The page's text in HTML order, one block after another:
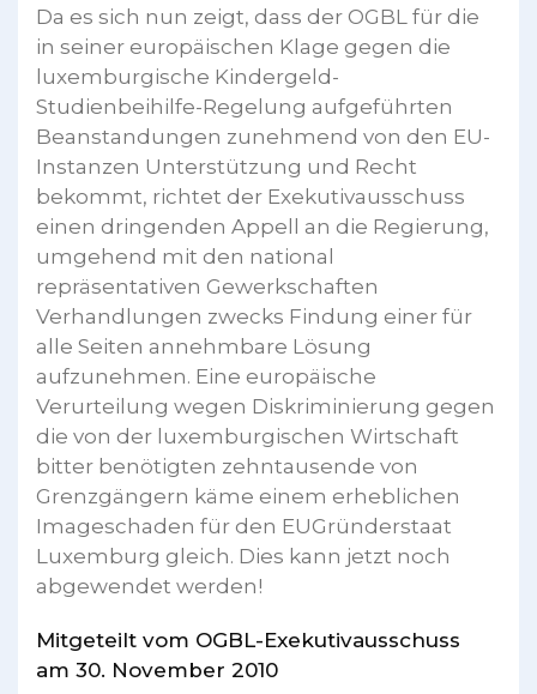
Da es sich nun zeigt, dass der OGBL für die
in seiner europäischen Klage gegen die
luxemburgische Kindergeld-
Studienbeihilfe-Regelung aufgeführten
Beanstandungen zunehmend von den EU-
Instanzen Unterstützung und Recht
bekommt, richtet der Exekutivausschuss
einen dringenden Appell an die Regierung,
umgehend mit den national
repräsentativen Gewerkschaften
Verhandlungen zwecks Findung einer für
alle Seiten annehmbare Lösung
aufzunehmen. Eine europäische
Verurteilung wegen Diskriminierung gegen
die von der luxemburgischen Wirtschaft
bitter benötigten zehntausende von
Grenzgängern käme einem erheblichen
Imageschaden für den EUGründerstaat
Luxemburg gleich. Dies kann jetzt noch
abgewendet werden!
Mitgeteilt vom OGBL-Exekutivausschuss
am 30. November 2010